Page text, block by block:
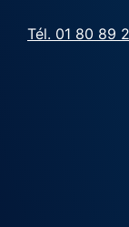
Tél. 01 80 89